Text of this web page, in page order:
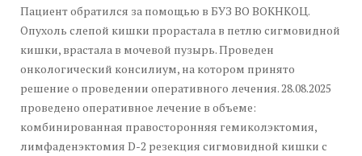
Пациент обратился за помощью в БУЗ ВО ВОКНКОЦ.
Опухоль слепой кишки прорастала в петлю сигмовидной
кишки, врастала в мочевой пузырь. Проведен
онкологический консилиум, на котором принято
решение о проведении оперативного лечения. 28.08.2025
проведено оперативное лечение в объеме:
комбинированная правосторонняя гемиколэктомия,
лимфаденэктомия D-2 резекция сигмовидной кишки с